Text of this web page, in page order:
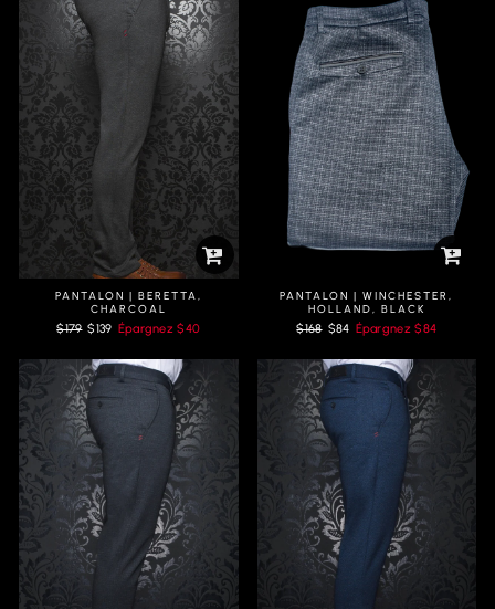
PANTALON | BERETTA,
CHARCOAL
Prix
$179 Prix
$139 Épargnez$40
PANTALON | WINCHESTER,
HOLLAND, BLACK
Prix
$168 Prix
$84 Épargnez$84